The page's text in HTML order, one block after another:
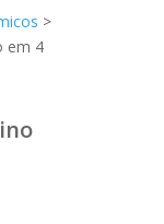
>
em 4